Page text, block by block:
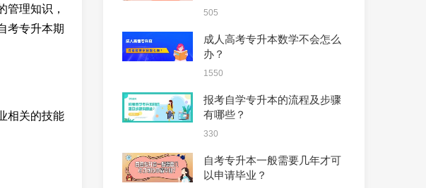
管理知识，
考专升本期
相关的技能
505
成人高考专升本数学不会怎么
办？
1550
报考自学专升本的流程及步骤
有哪些？
330
自考专升本一般需要几年才可
以申请毕业？